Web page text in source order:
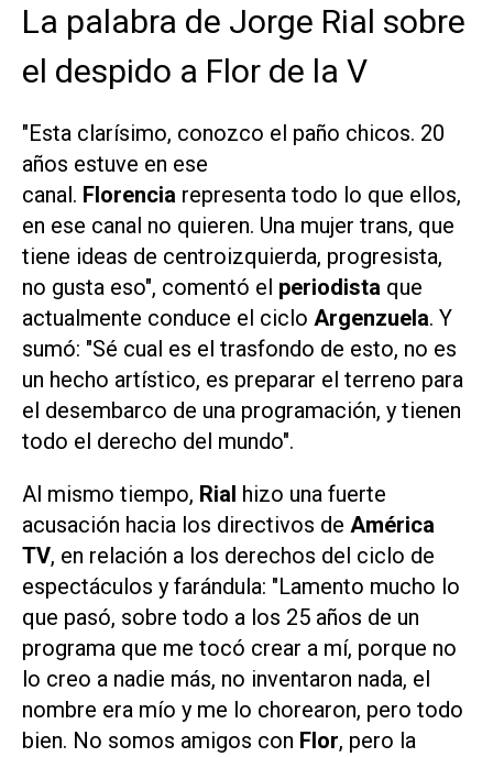
La palabra de Jorge Rial sobre
el despido a Flor de la V
"Esta clarísimo, conozco el paño chicos. 20
años estuve en ese
canal. Florencia representa todo lo que ellos,
en ese canal no quieren. Una mujer trans, que
tiene ideas de centroizquierda, progresista,
no gusta eso", comentó el periodista que
actualmente conduce el ciclo Argenzuela. Y
sumó: "Sé cual es el trasfondo de esto, no es
un hecho artístico, es preparar el terreno para
el desembarco de una programación, y tienen
todo el derecho del mundo".
Al mismo tiempo, Rial hizo una fuerte
acusación hacia los directivos de América
TV, en relación a los derechos del ciclo de
espectáculos y farándula: "Lamento mucho lo
que pasó, sobre todo a los 25 años de un
programa que me tocó crear a mí, porque no
lo creo a nadie más, no inventaron nada, el
nombre era mío y me lo chorearon, pero todo
bien. No somos amigos con Flor, pero la